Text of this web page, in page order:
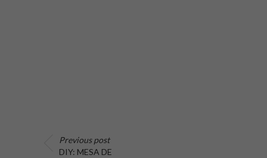
Previous post
DIY: MESA DE